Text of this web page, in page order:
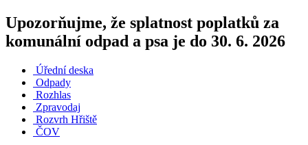
Upozorňujme, že splatnost poplatků za
komunální odpad a psa je do 30. 6. 2026
Úřední deska
Odpady
Rozhlas
Zpravodaj
Rozvrh Hřiště
ČOV